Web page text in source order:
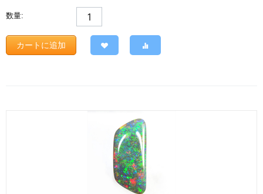
数量:
カートに追加